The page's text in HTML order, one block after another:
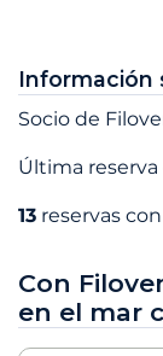
Información
Socio de
Última
13 reservas
Con
en el mar